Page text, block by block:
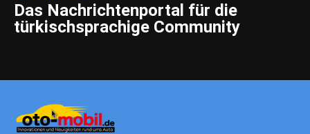
Das Nachrichtenportal für die
türkischsprachige Community